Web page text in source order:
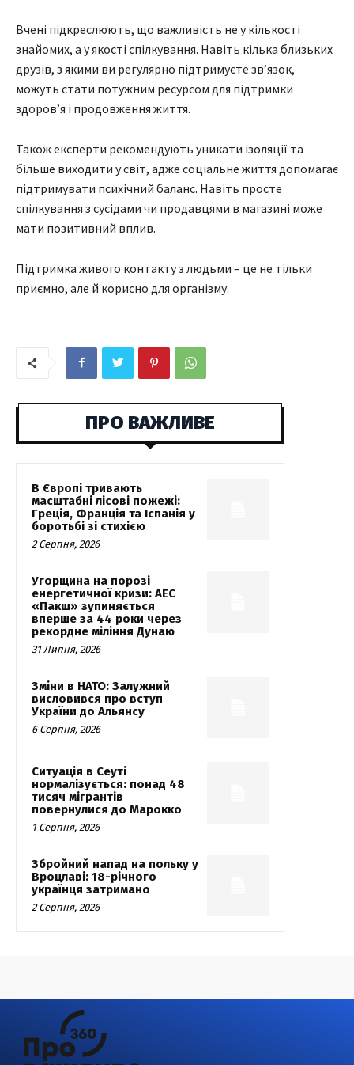
Вчені підкреслюють, що важливість не у кількості
знайомих, а у якості спілкування. Навіть кілька близьких
друзів, з якими ви регулярно підтримуєте зв’язок,
можуть стати потужним ресурсом для підтримки
здоров’я і продовження життя.
Також експерти рекомендують уникати ізоляції та
більше виходити у світ, адже соціальне життя допомагає
підтримувати психічний баланс. Навіть просте
спілкування з сусідами чи продавцями в магазині може
мати позитивний вплив.
Підтримка живого контакту з людьми – це не тільки
приємно, але й корисно для організму.
ПРО ВАЖЛИВЕ
В Європі тривають
масштабні лісові пожежі:
Греція, Франція та Іспанія у
боротьбі зі стихією
2 Серпня, 2026
Угорщина на порозі
енергетичної кризи: АЕС
«Пакш» зупиняється
вперше за 44 роки через
рекордне міління Дунаю
31 Липня, 2026
Зміни в НАТО: Залужний
висловився про вступ
України до Альянсу
6 Серпня, 2026
Ситуація в Сеуті
нормалізується: понад 48
тисяч мігрантів
повернулися до Марокко
1 Серпня, 2026
Збройний напад на польку у
Вроцлаві: 18-річного
українця затримано
2 Серпня, 2026